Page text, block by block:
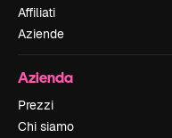
Affiliati
Aziende
Azienda
Prezzi
Chi siamo